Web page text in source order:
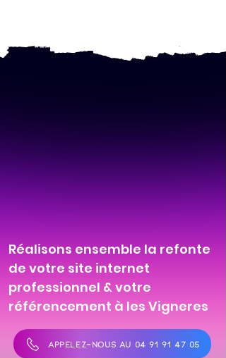
Réalisons ensemble la refonte
de votre site internet
professionnel & votre
référencement à les Vigneres
APPELEZ-NOUS AU 04 91 91 47 05